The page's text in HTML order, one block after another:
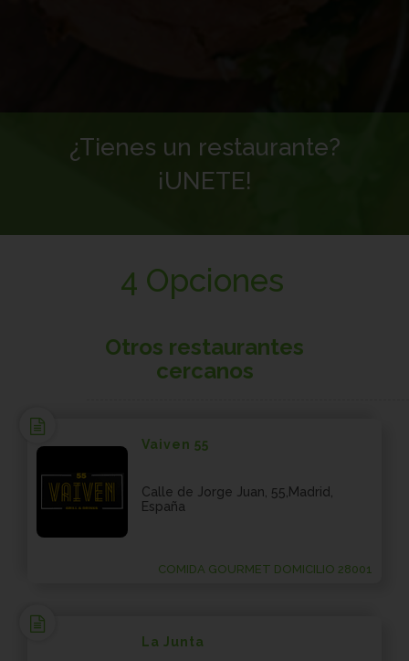
¿Tienes un restaurante?
¡UNETE!
4 Opciones
Otros restaurantes
cercanos
Vaiven 55
Calle de Jorge Juan, 55,Madrid,
España
COMIDA GOURMET DOMICILIO 28001
La Junta